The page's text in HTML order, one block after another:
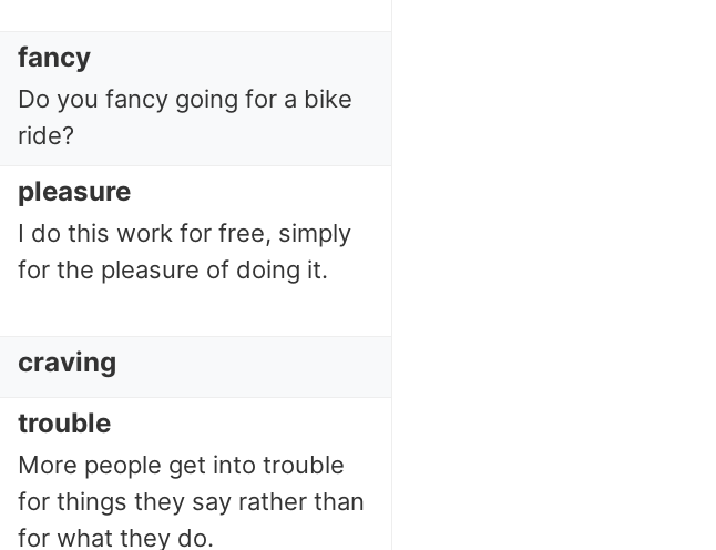
fancy
Do you fancy going for a bike
ride?
pleasure
I do this work for free, simply
for the pleasure of doing it.
craving
trouble
More people get into trouble
for things they say rather than
for what they do.